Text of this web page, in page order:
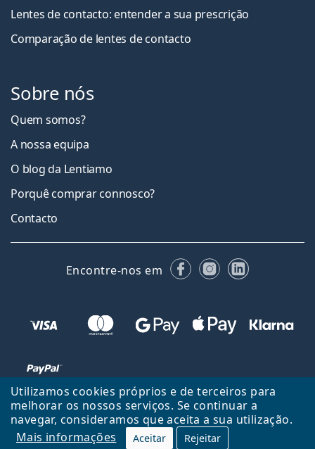
Utilizamos cookies próprios e de terceiros para
melhorar os nossos serviços. Se continuar a
navegar, consideramos que aceita a sua utilização.
Mais informações
Aceitar Rejeitar
Lentes de contacto: entender a sua prescrição
Comparação de lentes de contacto
Sobre nós
Quem somos?
A nossa equipa
O blog da Lentiamo
Porquê comprar connosco?
Contacto
Encontre-nos em FacebookInstagram
LinkedIn
Voltar ao início
Cima